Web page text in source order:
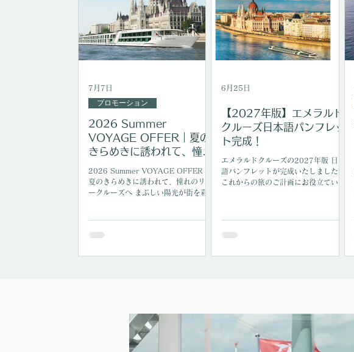
2026 Summer
VOYAGE OFFER｜夏の
きらめきに誘われて、憧れ
2026 Summer VOYAGE OFFER｜
夏のきらめきに誘われて、憧れのリバ
ークルーズへ まぶしい陽光が街を彩
れる特別なひとときです。 ヨーロッパ
を、水上からゆったりと巡るリバーク
の夏だけの特別な Summer VOYAGE
OFFER をご用意いたしました。 キャ
ンペーン期間 2026年 8月31日
プロモーション
7月7日
【2027年版】エメラルド
クルーズ日本語パンフレッ
ト完成！
エメラルドクルーズの2027年版 日本
語パンフレットが完成いたしました。
これからの旅のご計画にお役立ていた
6月25日